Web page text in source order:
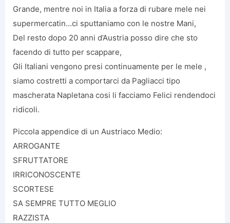
Grande, mentre noi in Italia a forza di rubare mele nei
supermercatin…ci sputtaniamo con le nostre Mani,
Del resto dopo 20 anni d’Austria posso dire che sto
facendo di tutto per scappare,
Gli Italiani vengono presi continuamente per le mele ,
siamo costretti a comportarci da Pagliacci tipo
mascherata Napletana cosi li facciamo Felici rendendoci
ridicoli.
Piccola appendice di un Austriaco Medio:
ARROGANTE
SFRUTTATORE
IRRICONOSCENTE
SCORTESE
SA SEMPRE TUTTO MEGLIO
RAZZISTA